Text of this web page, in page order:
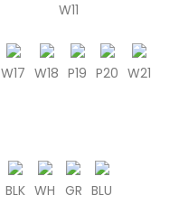
W11
W17 W18 P19 P20 W21
BLK WH GR BLU